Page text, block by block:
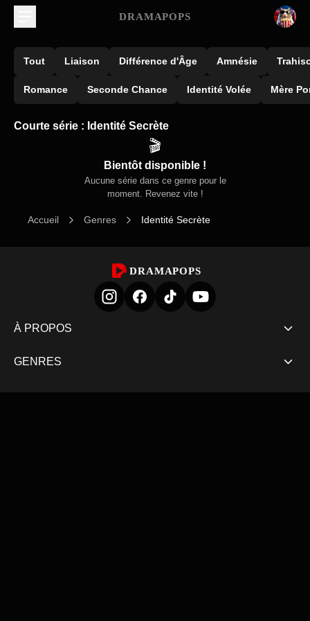
DRAMAPOPS
Tout Liaison Différence d'Âge Amnésie
Romance Seconde Chance Identité Volée Mère
Courte série : Identité Secrète
🎬
Bientôt disponible !
Aucune série dans ce genre pour le
moment. Revenez vite !
Accueil Genres Identité Secrète
DRAMAPOPS
À PROPOS
GENRES